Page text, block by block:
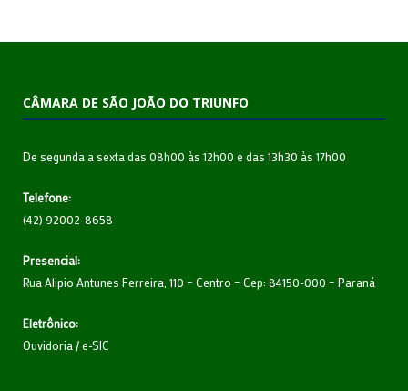
CÂMARA DE SÃO JOÃO DO TRIUNFO
De segunda a sexta das 08h00 às 12h00 e das 13h30 às 17h00
Telefone:
(42) 92002-8658
Presencial:
Rua Alipio Antunes Ferreira, 110 – Centro – Cep: 84150-000 – Paraná
Eletrônico:
Ouvidoria /e-SIC